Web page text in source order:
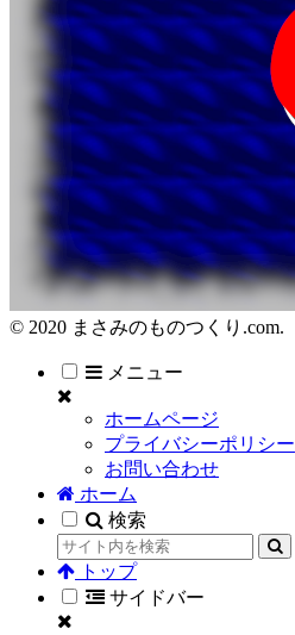
© 2020 まさみのものつくり.com.
メニュー
ホームページ
プライバシーポリシー
お問い合わせ
ホーム
検索
トップ
サイドバー